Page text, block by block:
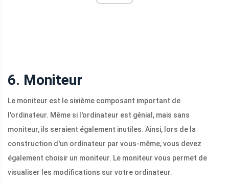
6. Moniteur
Le moniteur est le sixième composant important de
l'ordinateur. Même si l'ordinateur est génial, mais sans
moniteur, ils seraient également inutiles. Ainsi, lors de la
construction d'un ordinateur par vous-même, vous devez
également choisir un moniteur. Le moniteur vous permet de
visualiser les modifications sur votre ordinateur.